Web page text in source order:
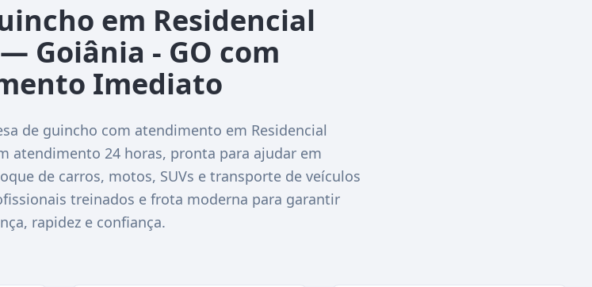
em Residencial
Goiânia - GO com
Imediato
de guincho com atendimento em Residencial
atendimento 24 horas, pronta para ajudar em
de carros, motos, SUVs e transporte de veículos
treinados e frota moderna para garantir
rapidez e confiança.